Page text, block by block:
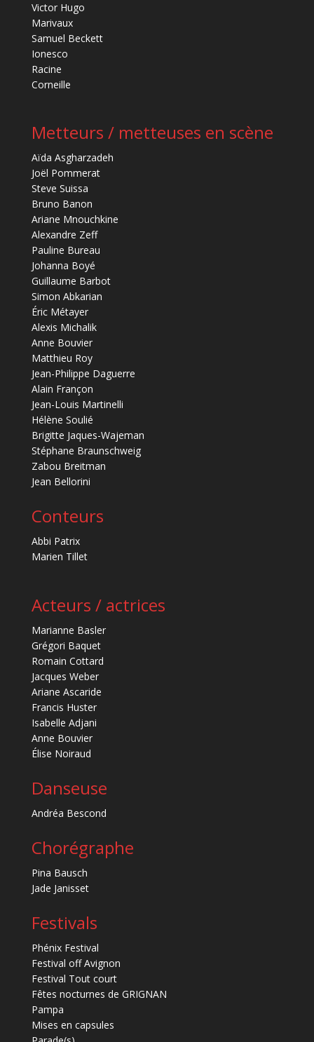
Victor Hugo
Marivaux
Samuel Beckett
Ionesco
Racine
Corneille
Metteurs / metteuses en scène
Aïda Asgharzadeh
Joël Pommerat
Steve Suissa
Bruno Banon
Ariane Mnouchkine
Alexandre Zeff
Pauline Bureau
Johanna Boyé
Guillaume Barbot
Simon Abkarian
Éric Métayer
Alexis Michalik
Anne Bouvier
Matthieu Roy
Jean-Philippe Daguerre
Alain Françon
Jean-Louis Martinelli
Hélène Soulié
Brigitte Jaques-Wajeman
Stéphane Braunschweig
Zabou Breitman
Jean Bellorini
Conteurs
Abbi Patrix
Marien Tillet
Acteurs / actrices
Marianne Basler
Grégori Baquet
Romain Cottard
Jacques Weber
Ariane Ascaride
Francis Huster
Isabelle Adjani
Anne Bouvier
Élise Noiraud
Danseuse
Andréa Bescond
Chorégraphe
Pina Bausch
Jade Janisset
Festivals
Phénix Festival
Festival off Avignon
Festival Tout court
Fêtes nocturnes de GRIGNAN
Pampa
Mises en capsules